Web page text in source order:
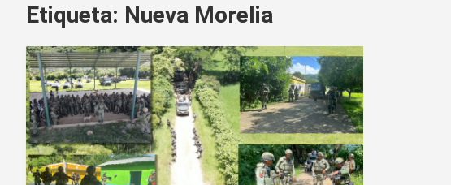
Etiqueta: Nueva Morelia